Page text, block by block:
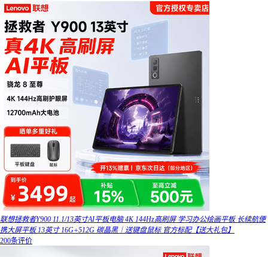
联想拯救者Y900 11.1/13英寸AI平板电脑 4K 144Hz高刷屏 学习办公绘画平板 长续航便
携大屏平板 13英寸 16G+512G 碳晶黑｜送键盘鼠标 官方标配【送大礼包】
200条评价